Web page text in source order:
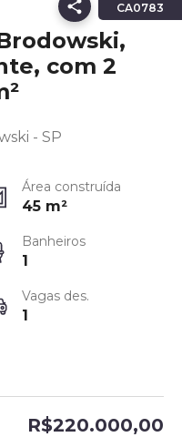
CA0783
com 2
- SP
Área construída
45 m²
Banheiros
1
Vagas des.
1
R$220.000,00